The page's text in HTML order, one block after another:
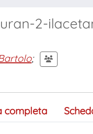
2-
;
completa